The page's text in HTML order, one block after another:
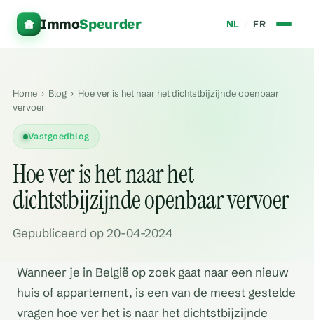
ImmoSpeurder NL FR
Home › Blog › Hoe ver is het naar het dichtstbijzijnde openbaar
vervoer
Vastgoedblog
Hoe ver is het naar het
dichtstbijzijnde openbaar vervoer
Gepubliceerd op 20-04-2024
Wanneer je in België op zoek gaat naar een nieuw
huis of appartement, is een van de meest gestelde
vragen hoe ver het is naar het dichtstbijzijnde